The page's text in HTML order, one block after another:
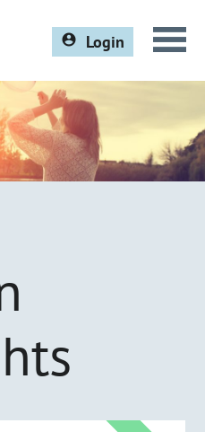
Für Unternehmen
und Antworten
Login